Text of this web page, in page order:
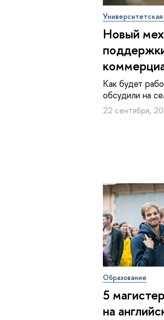
Новый
Как будет
обсудили на
22 сентября,
Образование
5
на